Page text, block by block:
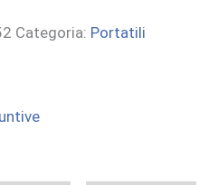
Categoria: Portatili